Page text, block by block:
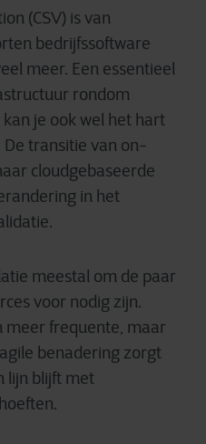
(CSV) is van
bedrijfssoftware
meer. Een essentieel
rondom
kan je ook wel het hart
transitie van on-
cloudgebaseerde
in het
meestal om de paar
voor nodig zijn.
meer frequente, maar
benadering zorgt
lijn blijft met